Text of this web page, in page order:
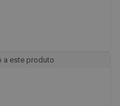
a este produto